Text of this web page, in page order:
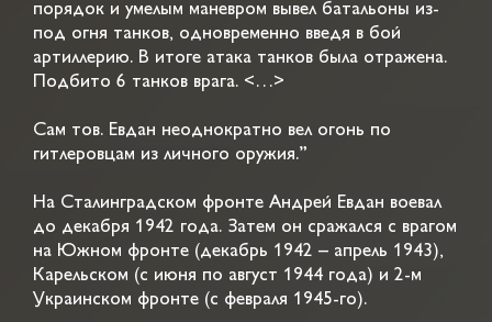
порядок и умелым маневром вывел батальоны из-
под огня танков, одновременно введя в бой
артиллерию. В итоге атака танков была отражена.
Подбито 6 танков врага. <…>
Сам тов. Евдан неоднократно вел огонь по
гитлеровцам из личного оружия.”
На Сталинградском фронте Андрей Евдан воевал
до декабря 1942 года. Затем он сражался с врагом
на Южном фронте (декабрь 1942 – апрель 1943),
Карельском (с июня по август 1944 года) и 2-м
Украинском фронте (с февраля 1945-го).